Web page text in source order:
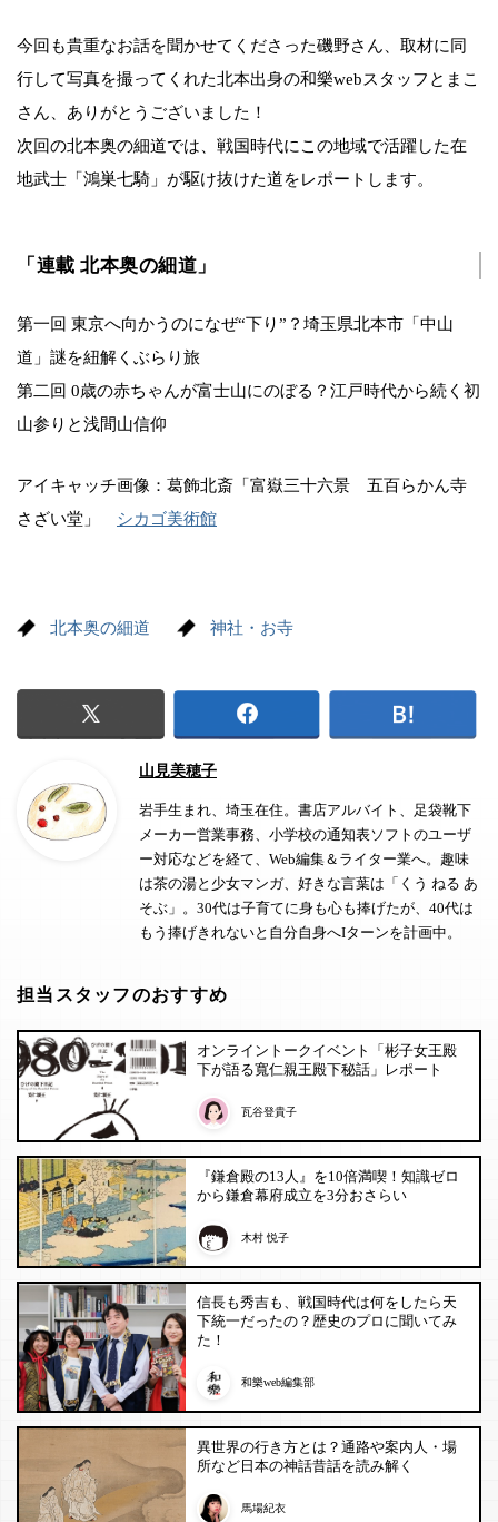
今回も貴重なお話を聞かせてくださった磯野さん、取材に同
行して写真を撮ってくれた北本出身の和樂webスタッフとまこ
さん、ありがとうございました！
次回の北本奥の細道では、戦国時代にこの地域で活躍した在
地武士「鴻巣七騎」が駆け抜けた道をレポートします。
「連載 北本奥の細道」
第一回 東京へ向かうのになぜ“下り”？埼玉県北本市「中山
道」謎を紐解くぶらり旅
第二回 0歳の赤ちゃんが富士山にのぼる？江戸時代から続く初
山参りと浅間山信仰
アイキャッチ画像：葛飾北斎「富嶽三十六景 五百らかん寺
さざい堂」 シカゴ美術館
北本奥の細道 神社・お寺
山見美穂子
岩手生まれ、埼玉在住。書店アルバイト、足袋靴下
メーカー営業事務、小学校の通知表ソフトのユーザ
ー対応などを経て、Web編集＆ライター業へ。趣味
は茶の湯と少女マンガ、好きな言葉は「くう ねる あ
そぶ」。30代は子育てに身も心も捧げたが、40代は
もう捧げきれないと自分自身へIターンを計画中。
担当スタッフのおすすめ
オンライントークイベント「彬子女王殿
下が語る寬仁親王殿下秘話」レポート
瓦谷登貴子
『鎌倉殿の13人』を10倍満喫！知識ゼロ
から鎌倉幕府成立を3分おさらい
木村 悦子
信長も秀吉も、戦国時代は何をしたら天
下統一だったの？歴史のプロに聞いてみ
た！
和樂web編集部
異世界の行き方とは？通路や案内人・場
所など日本の神話昔話を読み解く
馬場紀衣